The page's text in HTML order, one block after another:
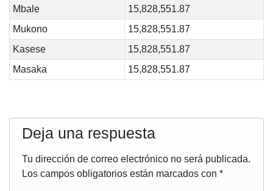
Mbale
15,828,551.87
Mukono
15,828,551.87
Kasese
15,828,551.87
Masaka
15,828,551.87
Deja una respuesta
Tu dirección de correo electrónico no será publicada.
Los campos obligatorios están marcados con *